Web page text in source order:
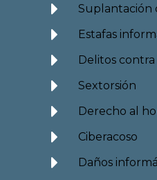
Suplantación
Estafas
Delitos
Sextorsión
Derecho al
Ciberacoso
Daños